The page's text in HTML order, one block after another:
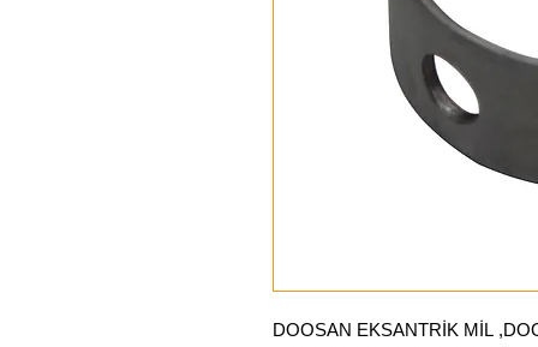
DOOSAN EKSANTRİK MİL